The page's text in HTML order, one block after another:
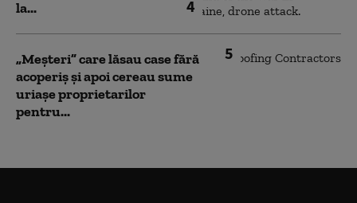
4
la...
5
„Meșteri” care lăsau case fără
acoperiș și apoi cereau sume
uriașe proprietarilor
pentru...